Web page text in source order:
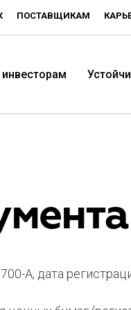
ПОСТАВЩИКАМ
низких
A, дата